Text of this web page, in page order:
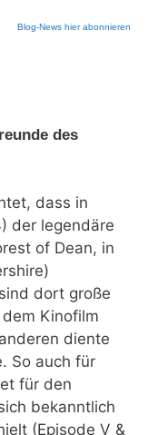
Blog-News hier abonnieren
des
dass in
der legendäre
of Dean, in
dort große
Kinofilm
diente
So auch für
für den
bekanntlich
(Episode V &